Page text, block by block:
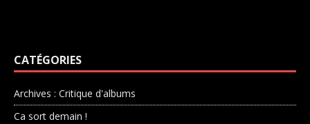
CATÉGORIES
Archives : Critique d'albums
Ca sort demain !